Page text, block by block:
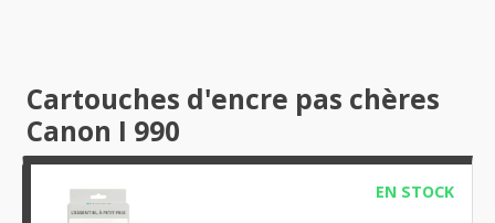
Cartouches d'encre pas chères
Canon I 990
EN STOCK